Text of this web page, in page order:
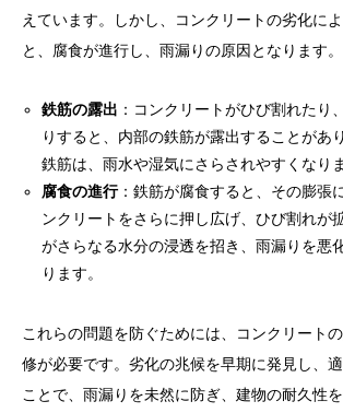
えています。しかし、コンクリートの劣化に
と、腐食が進行し、雨漏りの原因となります。
鉄筋の露出 ：コンクリートがひび割れたり
りすると、内部の鉄筋が露出することがあ
鉄筋は、雨水や湿気にさらされやすくなりま
腐食の進行：鉄筋が腐食すると、その膨張
ンクリートをさらに押し広げ、ひび割れが
がさらなる水分の浸透を招き、雨漏りを悪
ります。
これらの問題を防ぐためには、コンクリート
修が必要です。劣化の兆候を早期に発見し、
ことで、雨漏りを未然に防ぎ、建物の耐久性